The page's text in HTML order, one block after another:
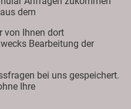
dem
von Ihnen dort
Bearbeitung der
bei uns gespeichert.
Ihre